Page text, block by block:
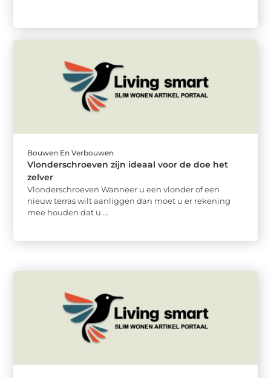
Bouwen En Verbouwen
Vlonderschroeven zijn ideaal voor de doe het
zelver
Vlonderschroeven Wanneer u een vlonder of een
nieuw terras wilt aanliggen dan moet u er rekening
mee houden dat u ...